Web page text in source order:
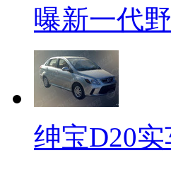
曝新一代
绅宝D20